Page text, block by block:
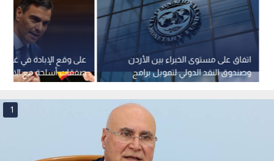
على وقع الإبادة في غزة..
صفقات أسلحة مع
قيمتها 1.1 مليار يورو
اتفاق على مستوى الخبراء بين الأردن
وصندوق النقد الدولي لتمويل برامج
الإصلاح بقيمة 244 مليون دولار
1